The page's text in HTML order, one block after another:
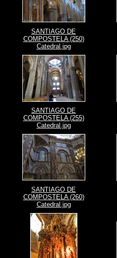
SANTIAGO DE
COMPOSTELA (250)
Catedral.jpg
SANTIAGO DE
COMPOSTELA (255)
Catedral.jpg
SANTIAGO DE
COMPOSTELA (260)
Catedral.jpg